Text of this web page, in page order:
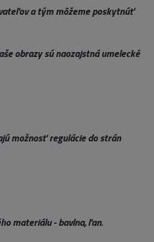
a tým môžeme poskytnúť
obrazy sú naozajstná umelecké
možnosť regulácie do strán
materiálu - bavlna, ľan.